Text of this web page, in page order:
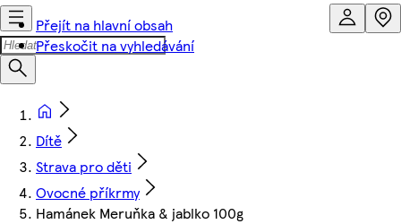
Přejít na hlavní obsah
Přeskočit na vyhledávání
Dítě
Strava pro děti
Ovocné příkrmy
Hamánek Meruňka & jablko 100g